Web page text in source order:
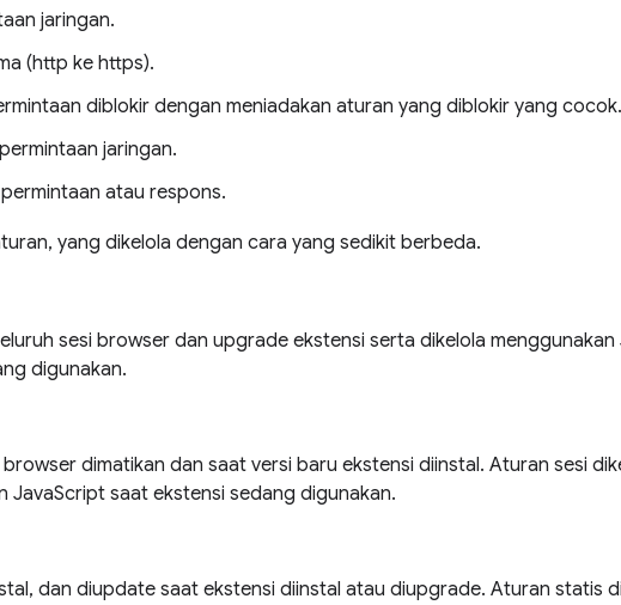
jaringan.
(http ke https).
diblokir dengan meniadakan aturan yang diblokir yang cocok.
jaringan.
atau respons.
yang dikelola dengan cara yang sedikit berbeda.
sesi browser dan upgrade ekstensi serta dikelola
digunakan.
dimatikan dan saat versi baru ekstensi diinstal. Aturan sesi
JavaScript saat ekstensi sedang digunakan.
dan diupdate saat ekstensi diinstal atau diupgrade. Aturan statis